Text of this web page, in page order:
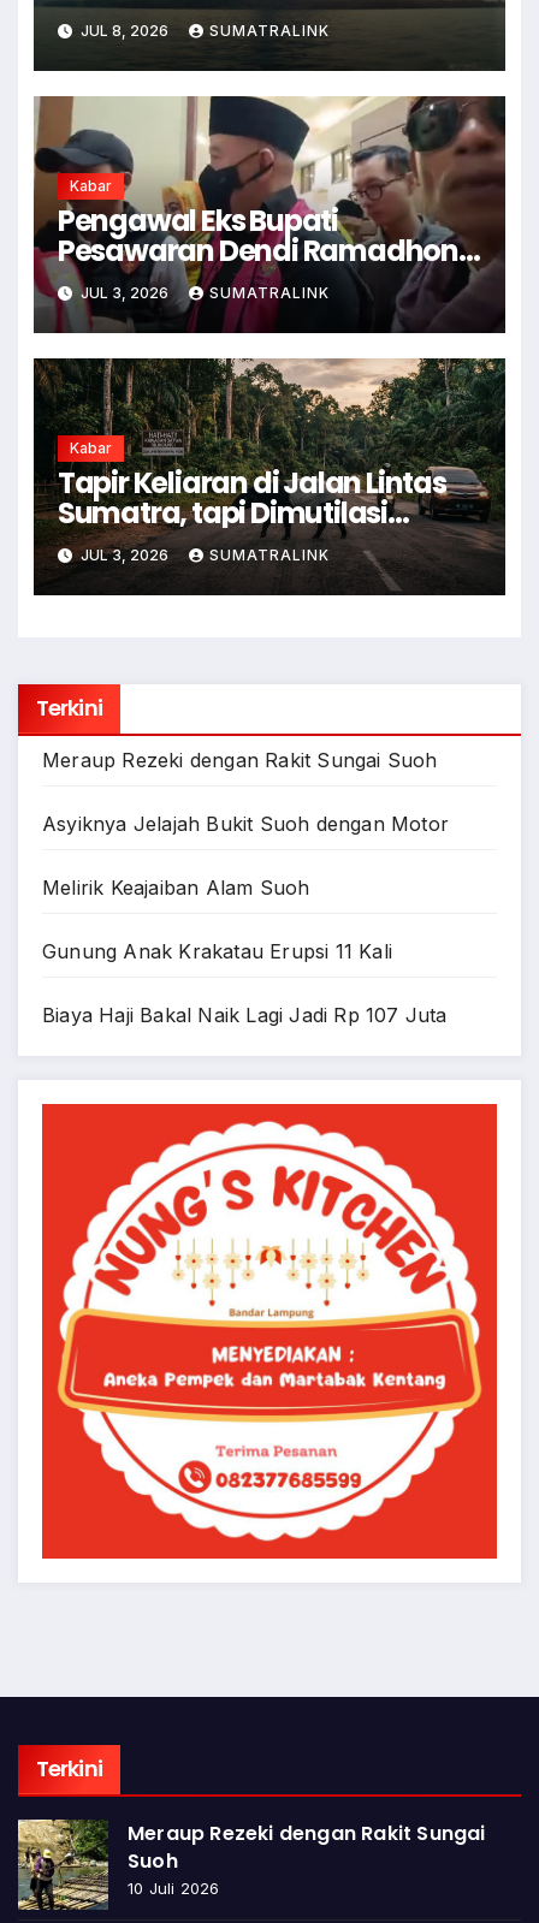
JUL 8, 2026 SUMATRALINK
Kabar
Pengawal Eks Bupati
Pesawaran Dendi Ramadhona
Pukul Kamera Wartawan
JUL 3, 2026 SUMATRALINK
Kabar
Tapir Keliaran di Jalan Lintas
Sumatra, tapi Dimutilasi
Warga
JUL 3, 2026 SUMATRALINK
Terkini
Meraup Rezeki dengan Rakit Sungai Suoh
Asyiknya Jelajah Bukit Suoh dengan Motor
Melirik Keajaiban Alam Suoh
Gunung Anak Krakatau Erupsi 11 Kali
Biaya Haji Bakal Naik Lagi Jadi Rp 107 Juta
Terkini
Meraup Rezeki dengan Rakit Sungai
Suoh
10 Juli 2026